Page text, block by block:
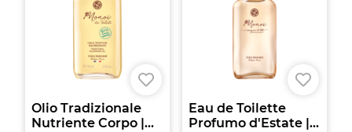
Olio Tradizionale
Nutriente Corpo |...
Eau de Toilette
Profumo d'Estate |...